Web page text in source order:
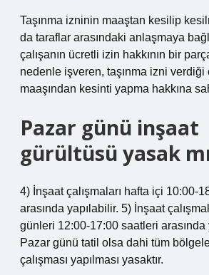
Taşınma izninin maaştan kesilip
da taraflar arasındaki anlaşmaya
çalışanın ücretli izin hakkının bir
nedenle işveren, taşınma izni verdiği
maaşından kesinti yapma hakkına
Pazar günü inşaat
gürültüsü yasak
4) İnşaat çalışmaları hafta içi 10:00-
arasında yapılabilir. 5) İnşaat
günleri 12:00-17:00 saatleri arasında
Pazar günü tatil olsa dahi tüm
çalışması yapılması yasaktır.